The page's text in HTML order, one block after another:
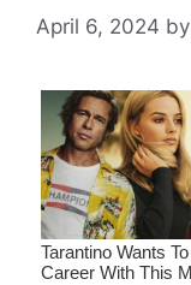
April 6, 2024 by